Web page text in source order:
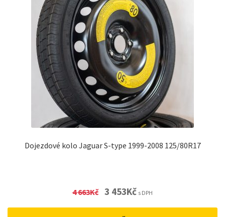
Dojezdové kolo Jaguar S-type 1999-2008 125/80R17
4 663Kč Original
3 453KčCurrent
s DPH